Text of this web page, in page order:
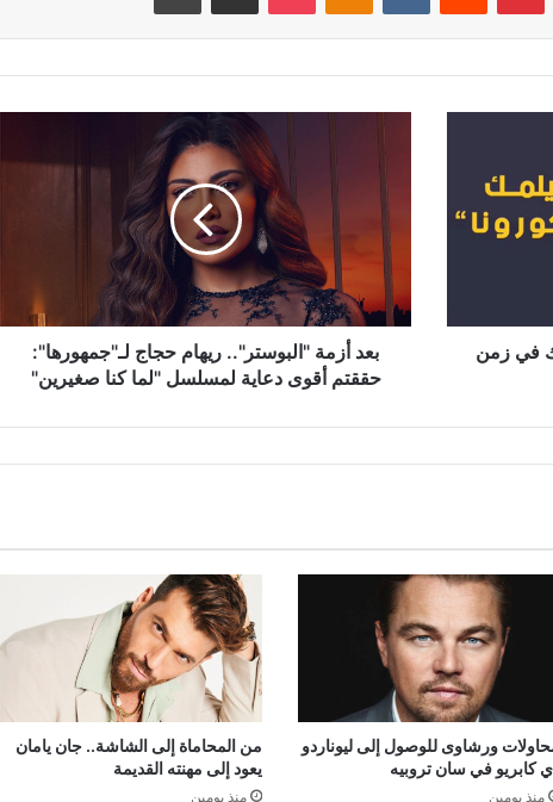
في زمن
"البوستر"..
ريهام
حجاج
لـ"جمهورها":
حققتم
أقوى
دعاية
لمسلسل
صغيرين"
بعد أزمة "البوستر".. ريهام حجاج لـ"جمهورها":
حققتم أقوى دعاية لمسلسل "لما كنا صغيرين"
ورشاوى للوصول إلى ليوناردو
كابريو في سان تروبيه
منذ يومين
من المحاماة إلى الشاشة.. جان يامان
يعود إلى مهنته القديمة
منذ يومين